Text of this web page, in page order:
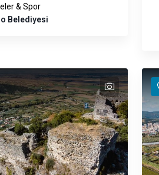
& Spor
Belediyesi
text